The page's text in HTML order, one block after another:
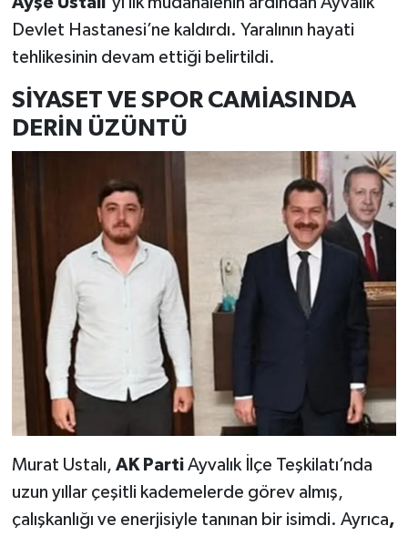
Devlet Hastanesi’ne kaldırdı. Yaralının hayati
tehlikesinin devam ettiği belirtildi.
SİYASET VE SPOR CAMİASINDA
DERİN ÜZÜNTÜ
Murat Ustalı, AK Parti Ayvalık İlçe Teşkilatı’nda
uzun yıllar çeşitli kademelerde görev almış,
çalışkanlığı ve enerjisiyle tanınan bir isimdi. Ayrıca,